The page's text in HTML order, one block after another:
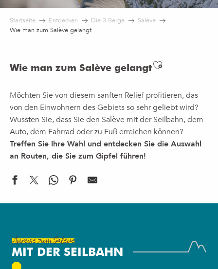
Startseite Entdecken Die 3 Berge
Salève
Wie man zum Salève gelangt
Wie man zum Salève gelangtAjouter
Möchten Sie von diesem sanften Relief profitieren, das
von den Einwohnern des Gebiets so sehr geliebt wird?
Wussten Sie, dass Sie den Salève mit der Seilbahn, dem
Auto, dem Fahrrad oder zu Fuß erreichen können?
Treffen Sie Ihre Wahl und entdecken Sie die Auswahl
an Routen, die Sie zum Gipfel führen!
Anreise zum Salève
MIT DER SEILBAHN